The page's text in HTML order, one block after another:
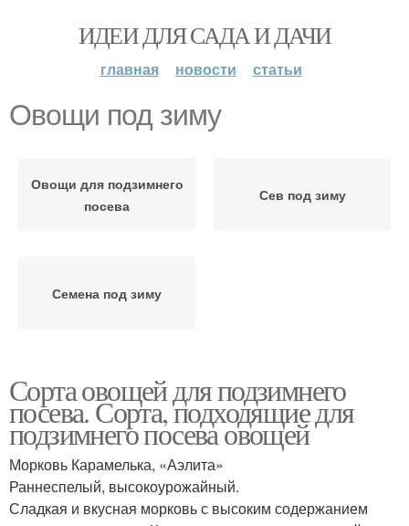
ИДЕИ ДЛЯ САДА И ДАЧИ
главная новости статьи
Овощи под зиму
Овощи для подзимнего
посева
Сев под зиму
Семена под зиму
Сорта овощей для подзимнего
посева. Сорта, подходящие для
подзимнего посева овощей
Морковь Карамелька, «Аэлита»
Раннеспелый, высокоурожайный.
Сладкая и вкусная морковь с высоким содержанием